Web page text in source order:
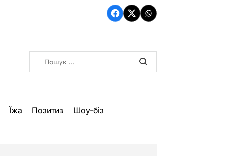
Facebook
TwitterWhatsApp
Їжа Позитив Шоу-біз